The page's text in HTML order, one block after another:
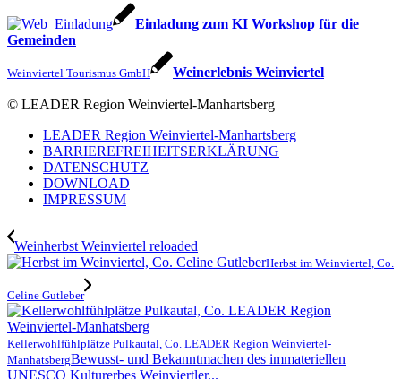
Einladung zum KI Workshop für die
Gemeinden
Weinviertel Tourismus GmbH Weinerlebnis Weinviertel
© LEADER Region Weinviertel-Manhartsberg
LEADER Region Weinviertel-Manhartsberg
BARRIEREFREIHEITSERKLÄRUNG
DATENSCHUTZ
DOWNLOAD
IMPRESSUM
Weinherbst Weinviertel reloaded
Herbst im Weinviertel, Co.
Celine Gutleber
Kellerwohlfühlplätze Pulkautal, Co. LEADER Region Weinviertel-
ManhatsbergBewusst- und Bekanntmachen des immateriellen
UNESCO Kulturerbes Weinviertler...